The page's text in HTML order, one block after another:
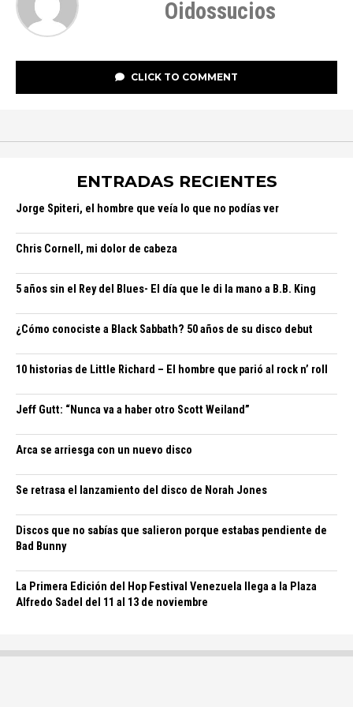
Oidossucios
CLICK TO COMMENT
ENTRADAS RECIENTES
Jorge Spiteri, el hombre que veía lo que no podías ver
Chris Cornell, mi dolor de cabeza
5 años sin el Rey del Blues- El día que le di la mano a B.B. King
¿Cómo conociste a Black Sabbath? 50 años de su disco debut
10 historias de Little Richard – El hombre que parió al rock n’ roll
Jeff Gutt: “Nunca va a haber otro Scott Weiland”
Arca se arriesga con un nuevo disco
Se retrasa el lanzamiento del disco de Norah Jones
Discos que no sabías que salieron porque estabas pendiente de
Bad Bunny
La Primera Edición del Hop Festival Venezuela llega a la Plaza
Alfredo Sadel del 11 al 13 de noviembre